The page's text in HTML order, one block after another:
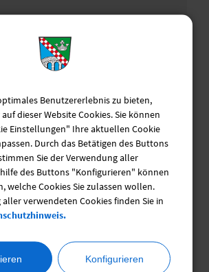
Waasner
Benutzererlebnis zu bieten,
dieser Website Cookies. Sie können
Einstellungen" Ihre aktuellen Cookie
Durch das Betätigen des Buttons
Sie der Verwendung aller
des Buttons "Konfigurieren" können
welche Cookies Sie zulassen wollen.
verwendeten Cookies finden Sie in
Konfigurieren